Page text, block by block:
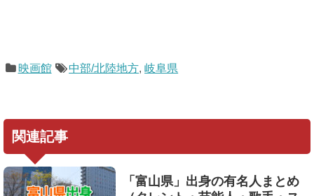
映画館 中部/北陸地方,岐阜県
関連記事
「富山県」出身の有名人まとめ